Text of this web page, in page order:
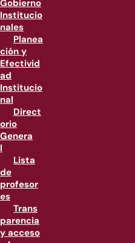
Gobierno
Institucio
nales
Planea
ción y
Efectivid
ad
Institucio
nal
Direct
orio
Genera
l
Lista
de
profesor
es
Trans
parencia
y acceso